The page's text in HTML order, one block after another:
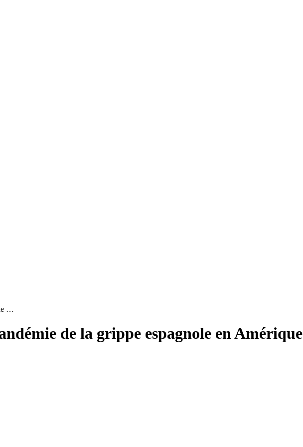
…
de la grippe espagnole en Amérique